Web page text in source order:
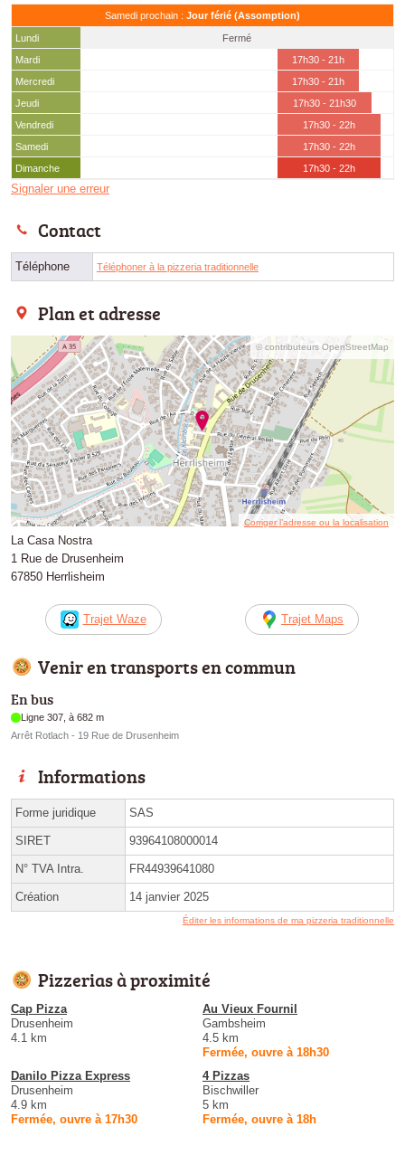
Samedi prochain : Jour férié (Assomption)
Lundi
Fermé
Mardi
17h30 - 21h
Mercredi
17h30 - 21h
Jeudi
17h30 - 21h30
Vendredi
17h30 - 22h
Samedi
17h30 - 22h
Dimanche
17h30 - 22h
Signaler une erreur
Contact
Téléphone Téléphoner à la pizzeria traditionnelle
Plan et adresse
© contributeurs OpenStreetMap
Corriger l’adresse ou la localisation
La Casa Nostra
1 Rue de Drusenheim
67850 Herrlisheim
Trajet Waze Trajet Maps
Venir en transports en commun
En bus
Ligne 307, à 682 m
Arrêt Rotlach - 19 Rue de Drusenheim
Informations
Forme juridique SAS
SIRET 93964108000014
N° TVA Intra. FR44939641080
Création 14 janvier 2025
Éditer les informations de ma pizzeria traditionnelle
Pizzerias à proximité
Cap Pizza
Drusenheim
4.1 km
Au Vieux Fournil
Gambsheim
4.5 km
Fermée, ouvre à 18h30
Danilo Pizza Express
Drusenheim
4.9 km
Fermée, ouvre à 17h30
4 Pizzas
Bischwiller
5 km
Fermée, ouvre à 18h